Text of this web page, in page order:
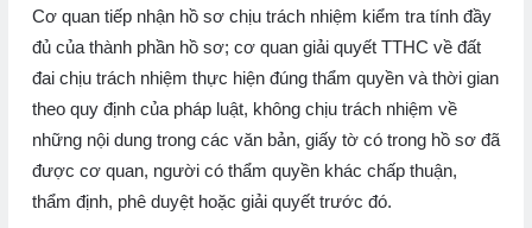
Cơ quan tiếp nhận hồ sơ chịu trách nhiệm kiểm tra tính đầy
đủ của thành phần hồ sơ; cơ quan giải quyết TTHC về đất
đai chịu trách nhiệm thực hiện đúng thẩm quyền và thời gian
theo quy định của pháp luật, không chịu trách nhiệm về
những nội dung trong các văn bản, giấy tờ có trong hồ sơ đã
được cơ quan, người có thẩm quyền khác chấp thuận,
thẩm định, phê duyệt hoặc giải quyết trước đó.